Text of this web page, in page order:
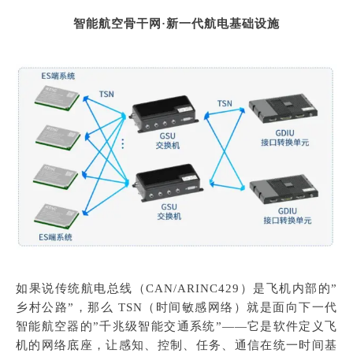
智能航空骨干网·新一代航电基础设施
如果说传统航电总线（CAN/ARINC429）是飞机内部的”
乡村公路”，那么 TSN（时间敏感网络）就是面向下一代
智能航空器的”千兆级智能交通系统”——它是软件定义飞
机的网络底座，让感知、控制、任务、通信在统一时间基